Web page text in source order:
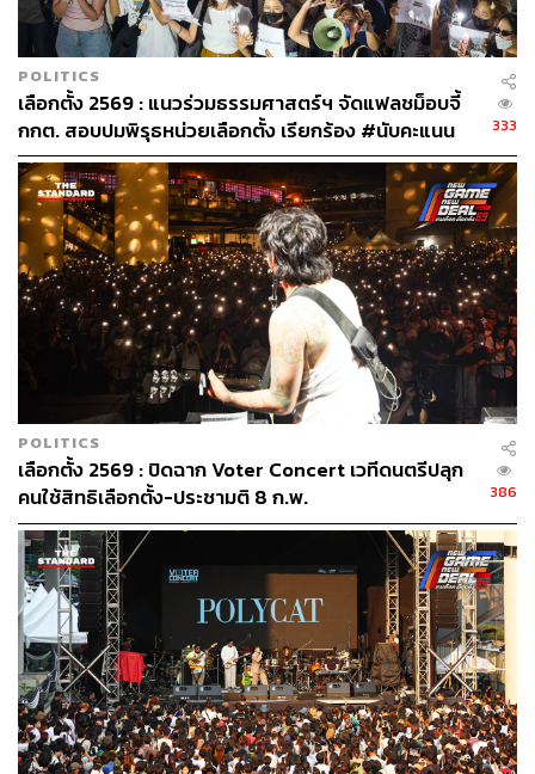
POLITICS
เลือกตั้ง 2569 : แนวร่วมธรรมศาสตร์ฯ จัดแฟลชม็อบจี้
กกต. สอบปมพิรุธหน่วยเลือกตั้ง เรียกร้อง #นับคะแนน
ใหม่ทั่วประเทศ
333
POLITICS
เลือกตั้ง 2569 : ปิดฉาก Voter Concert เวทีดนตรีปลุก
คนใช้สิทธิเลือกตั้ง-ประชามติ 8 ก.พ.
386